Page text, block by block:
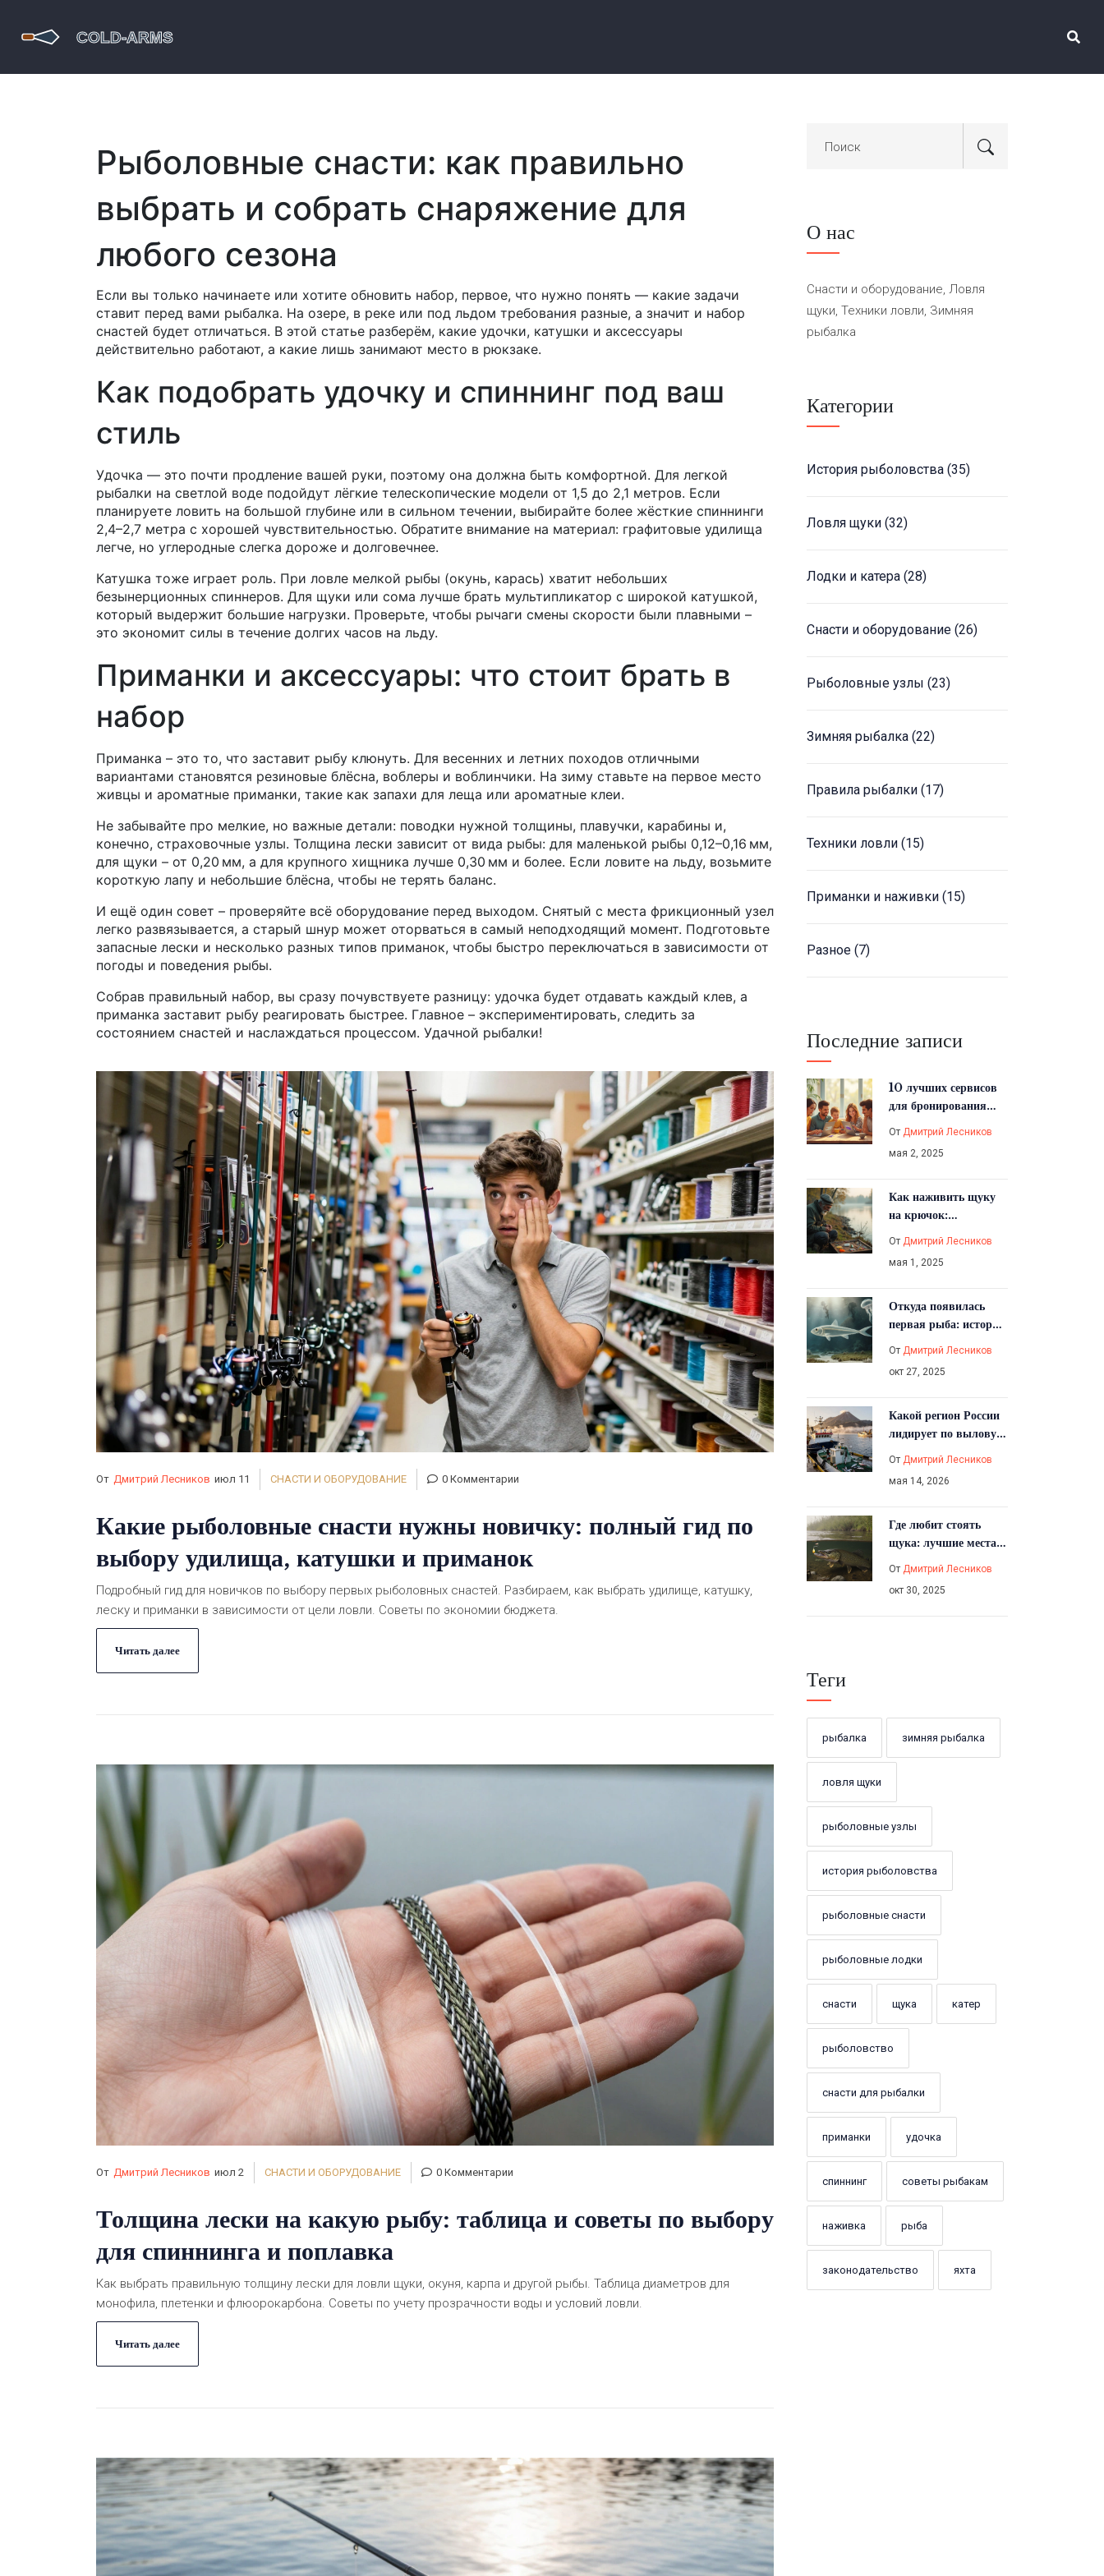
Рыболовные снасти: как правильно
выбрать и собрать снаряжение для
любого сезона
Если вы только начинаете или хотите обновить набор, первое, что нужно понять — какие задачи
ставит перед вами рыбалка. На озере, в реке или под льдом требования разные, а значит и набор
снастей будет отличаться. В этой статье разберём, какие удочки, катушки и аксессуары
действительно работают, а какие лишь занимают место в рюкзаке.
Как подобрать удочку и спиннинг под ваш
стиль
Удочка — это почти продление вашей руки, поэтому она должна быть комфортной. Для легкой
рыбалки на светлой воде подойдут лёгкие телескопические модели от 1,5 до 2,1 метров. Если
планируете ловить на большой глубине или в сильном течении, выбирайте более жёсткие спиннинги
2,4–2,7 метра с хорошей чувствительностью. Обратите внимание на материал: графитовые удилища
легче, но углеродные слегка дороже и долговечнее.
Катушка тоже играет роль. При ловле мелкой рыбы (окунь, карась) хватит небольших
безынерционных спиннеров. Для щуки или сома лучше брать мультипликатор с широкой катушкой,
который выдержит большие нагрузки. Проверьте, чтобы рычаги смены скорости были плавными –
это экономит силы в течение долгих часов на льду.
Приманки и аксессуары: что стоит брать в
набор
Приманка – это то, что заставит рыбу клюнуть. Для весенних и летних походов отличными
вариантами становятся резиновые блёсна, воблеры и воблинчики. На зиму ставьте на первое место
живцы и ароматные приманки, такие как запахи для леща или ароматные клеи.
Не забывайте про мелкие, но важные детали: поводки нужной толщины, плавучки, карабины и,
конечно, страховочные узлы. Толщина лески зависит от вида рыбы: для маленькой рыбы 0,12–0,16 мм,
для щуки – от 0,20 мм, а для крупного хищника лучше 0,30 мм и более. Если ловите на льду, возьмите
короткую лапу и небольшие блёсна, чтобы не терять баланс.
И ещё один совет – проверяйте всё оборудование перед выходом. Снятый с места фрикционный узел
легко развязывается, а старый шнур может оторваться в самый неподходящий момент. Подготовьте
запасные лески и несколько разных типов приманок, чтобы быстро переключаться в зависимости от
погоды и поведения рыбы.
Собрав правильный набор, вы сразу почувствуете разницу: удочка будет отдавать каждый клев, а
приманка заставит рыбу реагировать быстрее. Главное – экспериментировать, следить за
состоянием снастей и наслаждаться процессом. Удачной рыбалки!
От Дмитрий Лесников июл 11 СНАСТИ И ОБОРУДОВАНИЕ 0 Комментарии
Какие рыболовные снасти нужны новичку: полный гид по
выбору удилища, катушки и приманок
Подробный гид для новичков по выбору первых рыболовных снастей. Разбираем, как выбрать удилище, катушку,
леску и приманки в зависимости от цели ловли. Советы по экономии бюджета.
Читать далее
От Дмитрий Лесников июл 2 СНАСТИ И ОБОРУДОВАНИЕ 0 Комментарии
Толщина лески на какую рыбу: таблица и советы по выбору
для спиннинга и поплавка
Как выбрать правильную толщину лески для ловли щуки, окуня, карпа и другой рыбы. Таблица диаметров для
монофила, плетенки и флюорокарбона. Советы по учету прозрачности воды и условий ловли.
Читать далее
О нас
Снасти и оборудование, Ловля
щуки, Техники ловли, Зимняя
рыбалка
Категории
История рыболовства (35)
Ловля щуки (32)
Лодки и катера (28)
Снасти и оборудование (26)
Рыболовные узлы (23)
Зимняя рыбалка (22)
Правила рыбалки (17)
Техники ловли (15)
Приманки и наживки (15)
Разное (7)
Последние записи
10 лучших сервисов
для бронирования
рейтинг, отзывы и
гибкая отмена
От Дмитрий Лесников
мая 2, 2025
Как наживить щуку
на крючок:
От Дмитрий Лесников
мая 1, 2025
Откуда появилась
первая рыба: история
на Земле
От Дмитрий Лесников
окт 27, 2025
Какой регион России
лидирует по вылову
причины
От Дмитрий Лесников
мая 14, 2026
Где любит стоять
щука: лучшие места
года
От Дмитрий Лесников
окт 30, 2025
Теги
рыбалка зимняя рыбалка
ловля щуки
рыболовные узлы
история рыболовства
рыболовные снасти
рыболовные лодки
снасти щука катер
рыболовство
снасти для рыбалки
приманки удочка
спиннинг советы рыбакам
наживка рыба
законодательство яхта